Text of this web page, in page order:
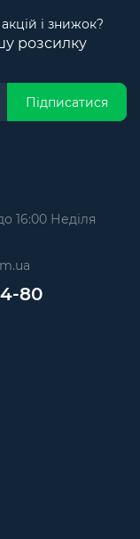
і знижок?
розсилку
Підписатися
16:00 Неділя
80